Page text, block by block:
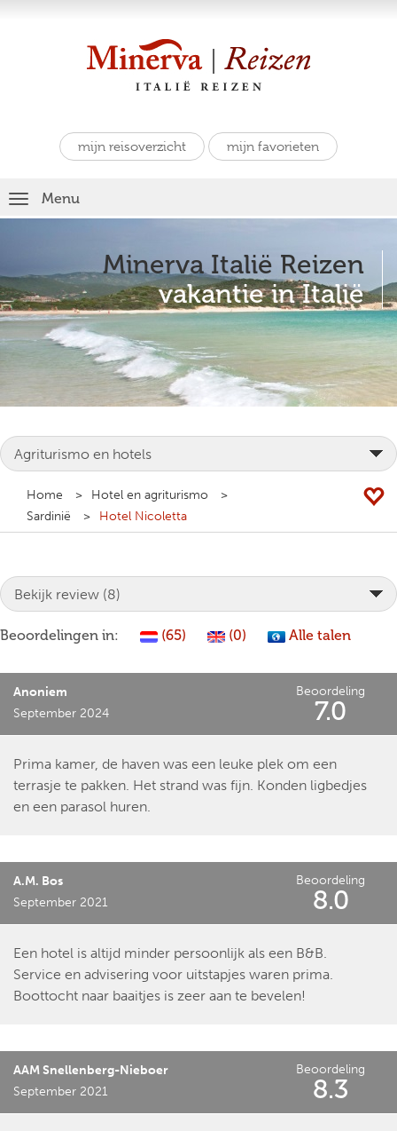
mijn reisoverzicht mijn favorieten
Toggle
navigation
Menu
Minerva Italië Reizen
vakantie in Italië
Home
Hotel en agriturismo
Sardinië
Hotel Nicoletta
Beoordelingen in: (65) (0) Alle talen
Anoniem
September 2024
Beoordeling
7.0
Prima kamer, de haven was een leuke plek om een
terrasje te pakken. Het strand was fijn. Konden ligbedjes
en een parasol huren.
A.M. Bos
September 2021
Beoordeling
8.0
Een hotel is altijd minder persoonlijk als een B&B.
Service en advisering voor uitstapjes waren prima.
Boottocht naar baaitjes is zeer aan te bevelen!
AAM Snellenberg-Nieboer
September 2021
Beoordeling
8.3